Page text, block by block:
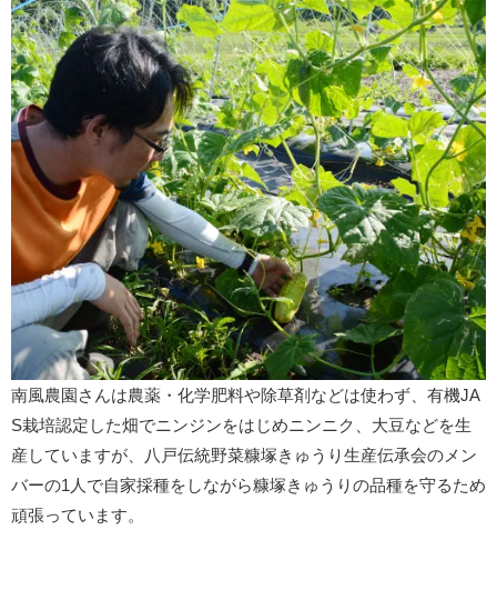
南風農園さんは農薬・化学肥料や除草剤などは使わず、有機JA
S栽培認定した畑でニンジンをはじめニンニク、大豆などを生
産していますが、八戸伝統野菜糠塚きゅうり生産伝承会のメン
バーの1人で自家採種をしながら糠塚きゅうりの品種を守るため
頑張っています。